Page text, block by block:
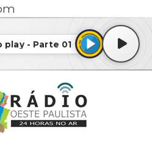
play - Parte 01